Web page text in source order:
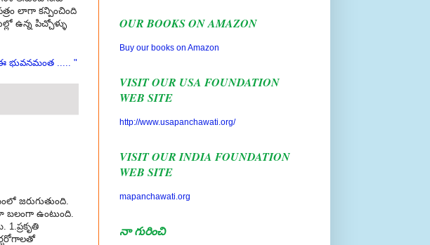
లాగా కన్పించింది
ఉన్న పిచ్చోళ్ళు
భువనమంత ..... "
జరుగుతుంది.
బలంగా ఉంటుంది.
WEB SITE
WEB SITE